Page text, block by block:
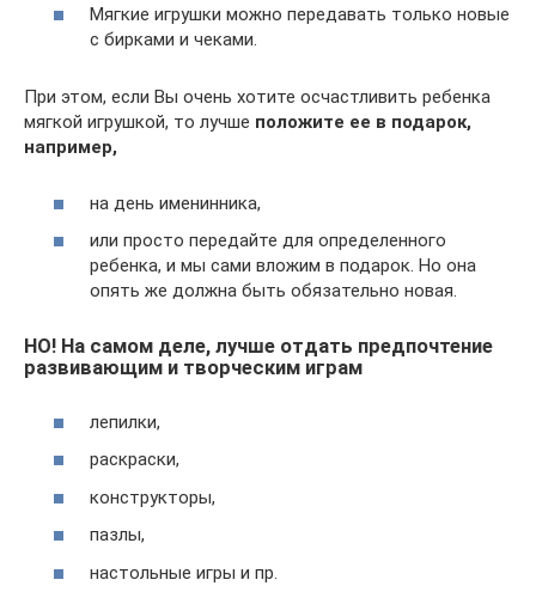
Мягкие игрушки можно передавать только новые
с бирками и чеками.
При этом, если Вы очень хотите осчастливить ребенка
мягкой игрушкой, то лучше положите ее в подарок,
например,
на день именинника,
или просто передайте для определенного
ребенка, и мы сами вложим в подарок. Но она
опять же должна быть обязательно новая.
НО! На самом деле, лучше отдать предпочтение
развивающим и творческим играм
лепилки,
раскраски,
конструкторы,
пазлы,
настольные игры и пр.